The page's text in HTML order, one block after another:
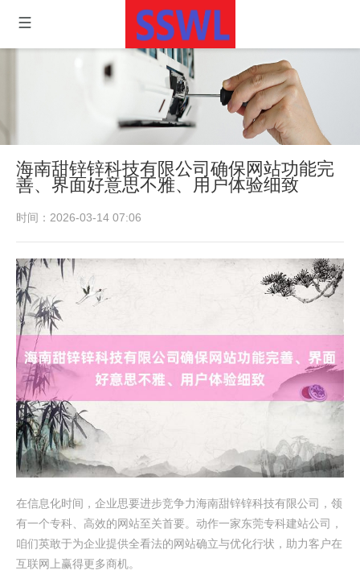
海南甜锌锌科技有限公司确保网站功能完
善、界面好意思不雅、用户体验细致
时间：2026-03-14 07:06
在信息化时间，企业思要进步竞争力海南甜锌锌科技有限公司，领
有一个专科、高效的网站至关首要。动作一家东莞专科建站公司，
咱们英敢于为企业提供全看法的网站确立与优化行状，助力客户在
互联网上赢得更多商机。